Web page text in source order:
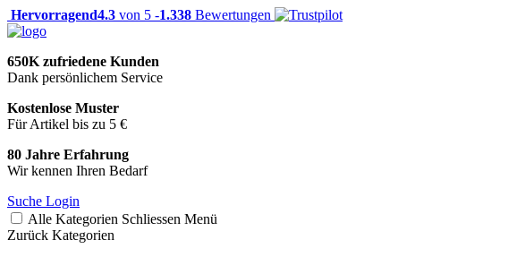
Hervorragend4.3 von 5 -1.338 Bewertungen
650K zufriedene Kunden
Dank persönlichem Service
Kostenlose Muster
Für Artikel bis zu 5 €
80 Jahre Erfahrung
Wir kennen Ihren Bedarf
Suche Login
Alle Kategorien Schliessen Menü
Zurück Kategorien